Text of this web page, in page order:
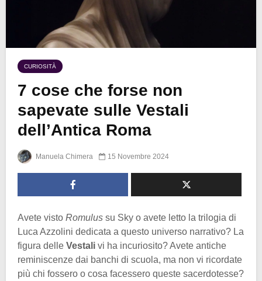
CURIOSITÀ
7 cose che forse non
sapevate sulle Vestali
dell’Antica Roma
Manuela Chimera 15 Novembre 2024
Avete visto Romulus su Sky o avete letto la trilogia di
Luca Azzolini dedicata a questo universo narrativo? La
figura delle Vestali vi ha incuriosito? Avete antiche
reminiscenze dai banchi di scuola, ma non vi ricordate
più chi fossero o cosa facessero queste sacerdotesse?